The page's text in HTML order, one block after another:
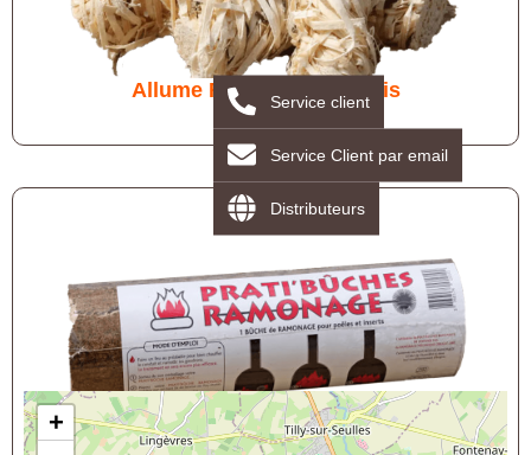
Allume Feu / Laine de bois
+
Service client
Service Client par email
Distributeurs